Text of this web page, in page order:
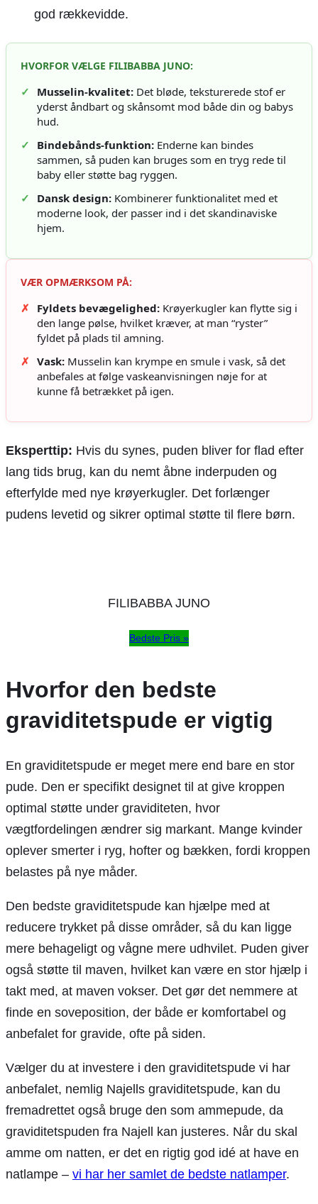
god rækkevidde.
HVORFOR VÆLGE FILIBABBA JUNO:
✓ Musselin-kvalitet: Det bløde, teksturerede stof er
yderst åndbart og skånsomt mod både din og babys
hud.
✓
Bindebånds-funktion: Enderne kan bindes
sammen, så puden kan bruges som en tryg rede til
baby eller støtte bag ryggen.
✓
Dansk design: Kombinerer funktionalitet med et
moderne look, der passer ind i det skandinaviske
hjem.
VÆR OPMÆRKSOM PÅ:
✗ Fyldets bevægelighed: Krøyerkugler kan flytte sig i
den lange pølse, hvilket kræver, at man “ryster”
fyldet på plads til amning.
✗ Vask: Musselin kan krympe en smule i vask, så det
anbefales at følge vaskeanvisningen nøje for at
kunne få betrækket på igen.
Eksperttip: Hvis du synes, puden bliver for flad efter
lang tids brug, kan du nemt åbne inderpuden og
efterfylde med nye krøyerkugler. Det forlænger
pudens levetid og sikrer optimal støtte til flere børn.
FILIBABBA JUNO
Bedste Pris »
Hvorfor den bedste
graviditetspude er vigtig
En graviditetspude er meget mere end bare en stor
pude. Den er specifikt designet til at give kroppen
optimal støtte under graviditeten, hvor
vægtfordelingen ændrer sig markant. Mange kvinder
oplever smerter i ryg, hofter og bækken, fordi kroppen
belastes på nye måder.
Den bedste graviditetspude kan hjælpe med at
reducere trykket på disse områder, så du kan ligge
mere behageligt og vågne mere udhvilet. Puden giver
også støtte til maven, hvilket kan være en stor hjælp i
takt med, at maven vokser. Det gør det nemmere at
finde en soveposition, der både er komfortabel og
anbefalet for gravide, ofte på siden.
Vælger du at investere i den graviditetspude vi har
anbefalet, nemlig Najells graviditetspude, kan du
fremadrettet også bruge den som ammepude, da
graviditetspuden fra Najell kan justeres. Når du skal
amme om natten, er det en rigtig god idé at have en
natlampe – vi har her samlet de bedste natlamper.